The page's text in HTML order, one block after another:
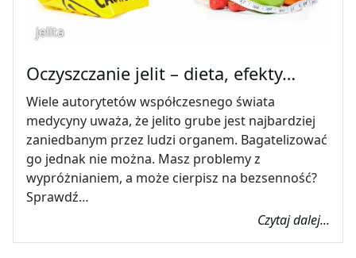
jelita
Oczyszczanie jelit – dieta, efekty…
Wiele autorytetów współczesnego świata
medycyny uważa, że jelito grube jest najbardziej
zaniedbanym przez ludzi organem. Bagatelizować
go jednak nie można. Masz problemy z
wypróżnianiem, a może cierpisz na bezsenność?
Sprawdź…
Czytaj dalej...